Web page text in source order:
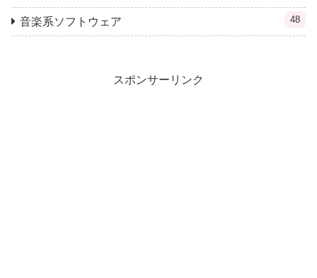
音楽系ソフトウェア 48
スポンサーリンク